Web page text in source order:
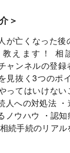
＞
が亡くなった
えます！ 相
ャンネルの登
見抜く3つのポ
ってはいけな
人への対処法
ノウハウ ・認
続手続のリアル